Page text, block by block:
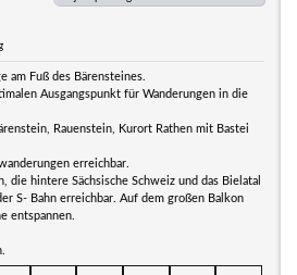
am Fuß des Bärensteines.
Ausgangspunkt für Wanderungen in die
Rauenstein, Kurort Rathen mit Bastei
erreichbar.
die hintere Sächsische Schweiz und das Bielatal
S- Bahn erreichbar. Auf dem großen Balkon
entspannen.